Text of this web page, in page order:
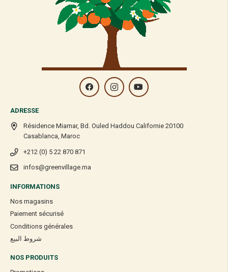
ADRESSE
Résidence Miamar, Bd. Ouled Haddou Californie 20100
Casablanca, Maroc
+212 (0) 5 22 870 871
infos@greenvillage.ma
INFORMATIONS
Nos magasins
Paiement sécurisé
Conditions générales
شروط البيع
NOS PRODUITS